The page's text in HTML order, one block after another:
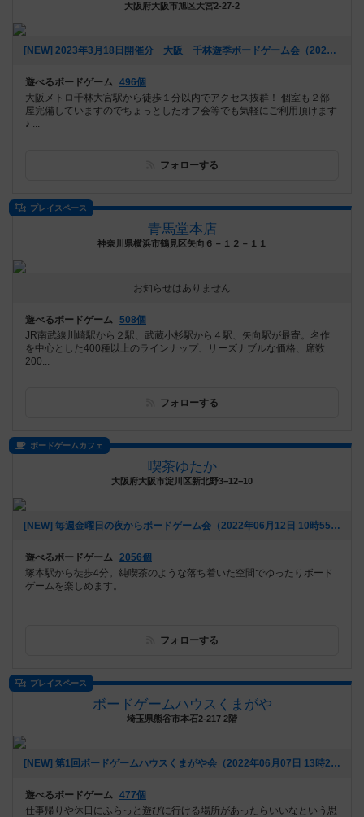
大阪府大阪市旭区大宮2-27-2
[NEW] 2023年3月18日開催分 大阪 千林遊季ボードゲーム会（2023年02月17日 16時08分）
遊べるボードゲーム 496個
大阪メトロ千林大宮駅から徒歩１分以内でアクセス抜群！ 個室も２部
屋完備していますのでちょっとしたオフ会等でも気軽にご利用頂けます
♪ ...
フォローする
プレイスペース
青馬堂本店
神奈川県横浜市鶴見区矢向６－１２－１１
お知らせはありません
遊べるボードゲーム 508個
JR南武線川崎駅から２駅、武蔵小杉駅から４駅、矢向駅が最寄。名作
を中心とした400種以上のラインナップ、リーズナブルな価格、席数
200...
フォローする
ボードゲームカフェ
喫茶ゆたか
大阪府大阪市淀川区新北野3−12−10
[NEW] 毎週金曜日の夜からボードゲーム会（2022年06月12日 10時55分）
遊べるボードゲーム 2056個
塚本駅から徒歩4分。純喫茶のような落ち着いた空間でゆったりボード
ゲームを楽しめます。
フォローする
プレイスペース
ボードゲームハウスくまがや
埼玉県熊谷市本石2-217 2階
[NEW] 第1回ボードゲームハウスくまがや会（2022年06月07日 13時27分）
遊べるボードゲーム 477個
仕事帰りや休日にふらっと遊びに行ける場所があったらいいなという思